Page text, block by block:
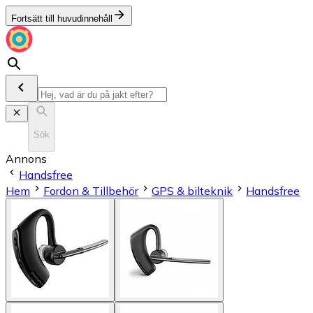
Fortsätt till huvudinnehåll
Sök
Annons
Handsfree
Hem
Fordon & Tillbehör GPS & bilteknik Handsfree